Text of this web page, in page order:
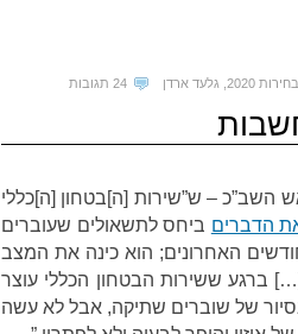
בחירות 2020 גלעד ארדן 24 תגובות
השב”כ – ש”שירות [ה]בטחון [ה]כללי
הדברים ביחס לתשאולים שעוברים
האחרונים; הוא כינה את המצב
ברגע ששירות הבטחון הכללי עוצר
של שוברים שתיקה, אבל לא עשה